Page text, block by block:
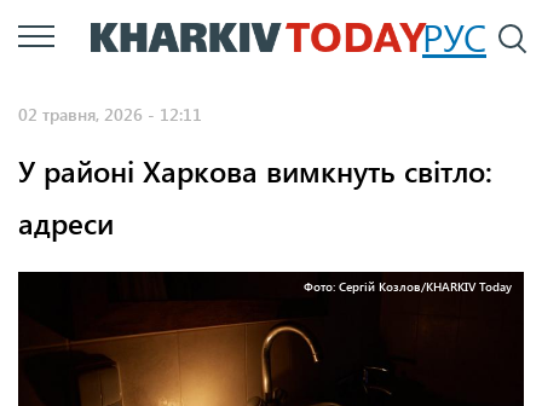
Перейти
до
РУС
02 травня, 2026 - 12:11
У районі Харкова вимкнуть світло:
адреси
Фото: Сергій Козлов/KHARKIV Today